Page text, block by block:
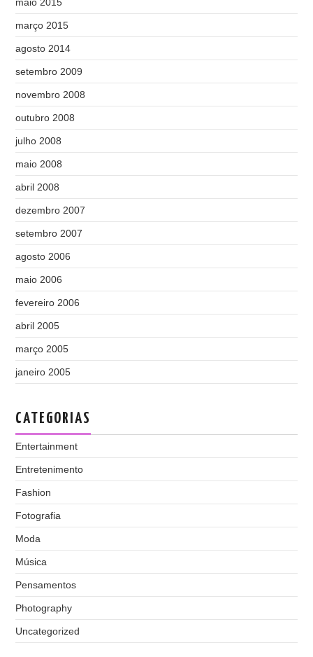
março 2015
agosto 2014
setembro 2009
novembro 2008
outubro 2008
julho 2008
maio 2008
abril 2008
dezembro 2007
setembro 2007
agosto 2006
maio 2006
fevereiro 2006
abril 2005
março 2005
janeiro 2005
CATEGORIAS
Entertainment
Entretenimento
Fashion
Fotografia
Moda
Música
Pensamentos
Photography
Uncategorized